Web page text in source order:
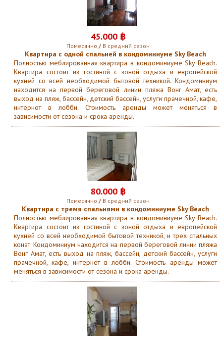
45.000 ฿
Помесячно / В средний сезон
Квартира с одной спальней в кондоминиуме Sky Beach
Полностью меблированная квартира в кондоминиуме Sky Beach.
Квартира состоит из гостиной с зоной отдыха и европейской
кухней со всей необходимой бытовой техникой. Кондоминиум
находится на первой береговой линии пляжа Вонг Амат, есть
выход на пляж, бассейн, детский бассейн, услуги прачечной, кафе,
интернет в лобби. Стоимость аренды может меняться в
зависимости от сезона и срока аренды.
80.000 ฿
Помесячно / В средний сезон
Квартира с тремя спальнями в кондоминиуме Sky Beach
Полностью меблированная квартира в кондоминиуме Sky Beach.
Квартира состоит из гостиной с зоной отдыха и европейской
кухней со всей необходимой бытовой техникой, и трех спальных
конат. Кондоминиум находится на первой береговой линии пляжа
Вонг Амат, есть выход на пляж, бассейн, детский бассейн, услуги
прачечной, кафе, интернет в лобби. Стоимость аренды может
меняться в зависимости от сезона и срока аренды.